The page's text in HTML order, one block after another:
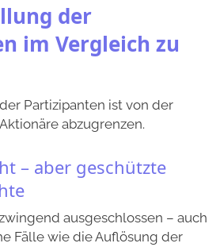
der
im Vergleich zu
Partizipanten ist von der
abzugrenzen.
– aber geschützte
ausgeschlossen – auch
Fälle wie die Auflösung der